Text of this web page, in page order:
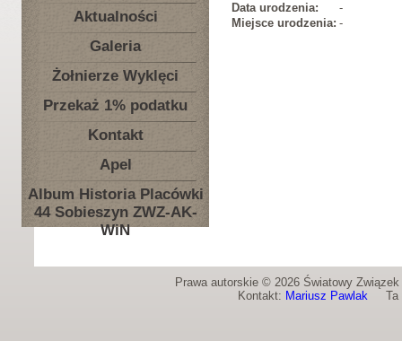
Aktualności
Galeria
Żołnierze Wyklęci
Przekaż 1% podatku
Kontakt
Apel
Album Historia Placówki
44 Sobieszyn ZWZ-AK-
WiN
Data urodzenia:
-
Miejsce urodzenia: -
Prawa autorskie © 2026 Światowy
Kontakt: Mariusz PawlakTa